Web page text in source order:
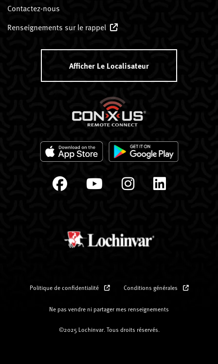
Contactez-nous
Renseignements sur le rappel
Afficher Le Localisateur
Politique de confidentialité Conditions générales
Ne pas vendre ni partager mes renseignements
©2025 Lochinvar. Tous droits réservés.